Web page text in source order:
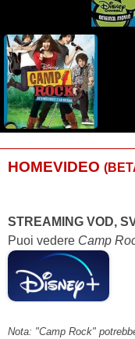
HOMEVIDEO
STREAMING VOD,
Puoi vedere Camp
Nota: "Camp Rock"